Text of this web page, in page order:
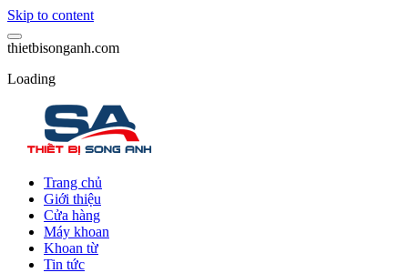
Skip to content
thietbisonganh.com
Loading
Trang chủ
Giới thiệu
Cửa hàng
Máy khoan
Khoan từ
Tin tức